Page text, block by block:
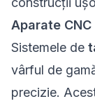
Aparate
Sistemele de
vârful de
precizie.